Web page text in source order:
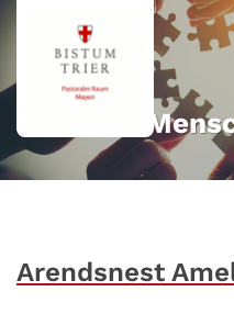
Zum Inhalt springen
Mehr für
Arendsnest